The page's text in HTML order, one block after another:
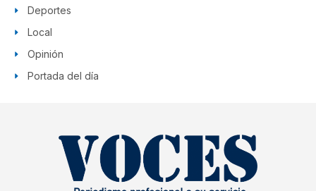
Deportes
Local
Opinión
Portada del día